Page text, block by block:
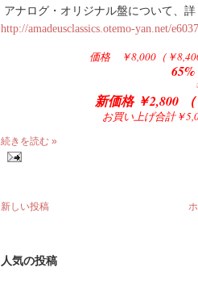
アナログ ・オリジナル盤について、
http://amadeusclassics.otemo-yan.net/
価格 ￥8,000（￥
新価格 ￥2,800
お買い上げ合計￥
続きを読む »
新しい投稿
人気の投稿